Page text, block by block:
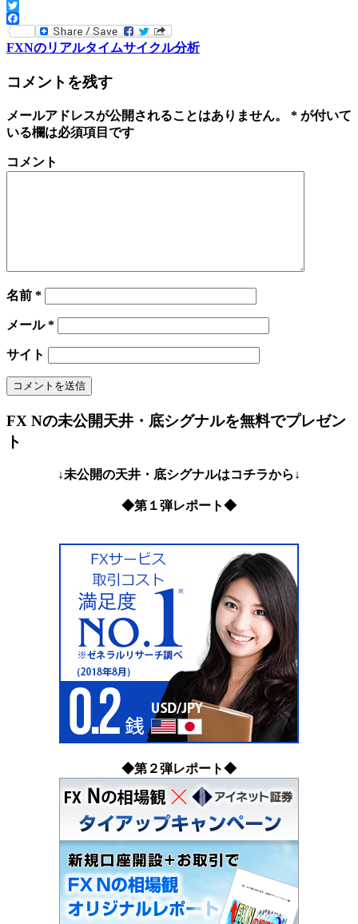
Twitter
Facebook
FXNのリアルタイムサイクル分析
コメントを残す
メールアドレスが公開されることはありません。 * が付いて
いる欄は必須項目です
コメント
名前 *
メール*
サイト
FX Nの未公開天井・底シグナルを無料でプレゼン
ト
↓未公開の天井・底シグナルはコチラから↓
◆第１弾レポート◆
◆第２弾レポート◆